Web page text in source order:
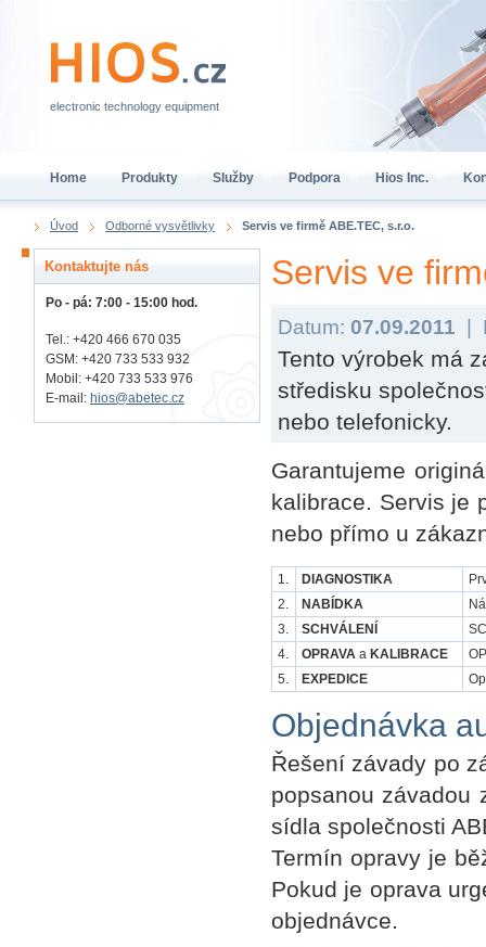
Úvod Odborné vysvětlivky Servis ve firmě ABE.TEC, s.r.o.
Servis ve
Datum: 07.09.2011
Tento výrobek má
středisku
nebo telefonicky.
Garantujeme
kalibrace. Servis je
nebo přímo u
1. DIAGNOSTIKA
2.
NABÍDKA
3.
SCHVÁLENÍ
4.
OPRAVA a KALIBRACE
5.
EXPEDICE
Objednávka
Řešení závady po
popsanou závadou
sídla společnosti
Termín opravy je
Pokud je oprava
objednávce.
Kontaktujte nás
Po - pá: 7:00 - 15:00 hod.
Tel.: +420 466 670 035
GSM: +420 733 533 932
Mobil: +420 733 533 976
E-mail: hios@abetec.cz
electronic technology equipment
Home Produkty Služby Podpora Hios Inc.